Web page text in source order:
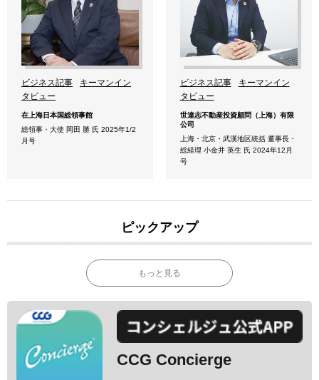
ビジネス記事
キーマンイン
タビュー
在上海日本国総領事館
総領事・大使 岡田 勝 氏 2025年1/2
月号
ビジネス記事
キーマンイン
タビュー
世達志不動産投資顧問（上海）有限
公司
上海・北京・武漢地区統括 董事長・
総経理 小金井 英生 氏 2024年12月
号
ピックアップ
もっと見る
CCG Concierge